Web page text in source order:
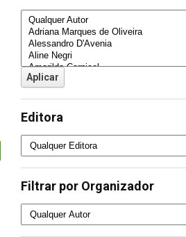
Editora
Filtrar por Organizador